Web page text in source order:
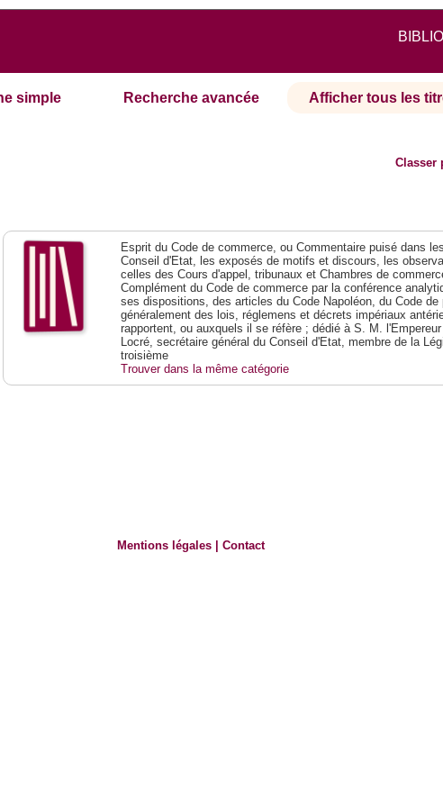
simple Recherche avancée Afficher tous les
Classer
Esprit du Code de commerce, ou Commentaire puisé dans
Conseil d'Etat, les exposés de motifs et discours, les
celles des Cours d'appel, tribunaux et Chambres de
Complément du Code de commerce par la conférence
ses dispositions, des articles du Code Napoléon, du Code
généralement des lois, réglemens et décrets impériaux
rapportent, ou auxquels il se réfère ; dédié à S. M.
Locré, secrétaire général du Conseil d'Etat, membre de la
troisième
Trouver dans la même catégorie
Mentions légales |Contact